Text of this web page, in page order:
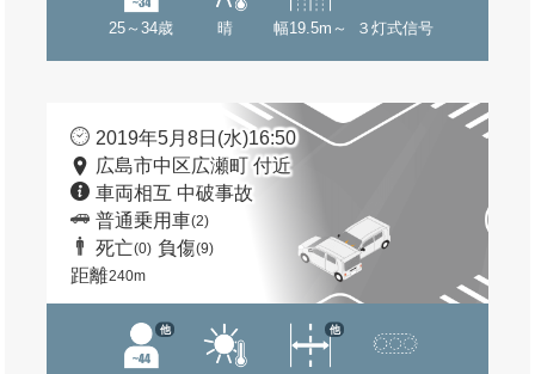
25～34歳 晴 幅19.5m～ ３灯式信号
2019年5月8日(水)16:50
広島市中区広瀬町 付近
車両相互 中破事故
普通乗用車(2)
死亡(0) 負傷(9)
距離240m
他 他